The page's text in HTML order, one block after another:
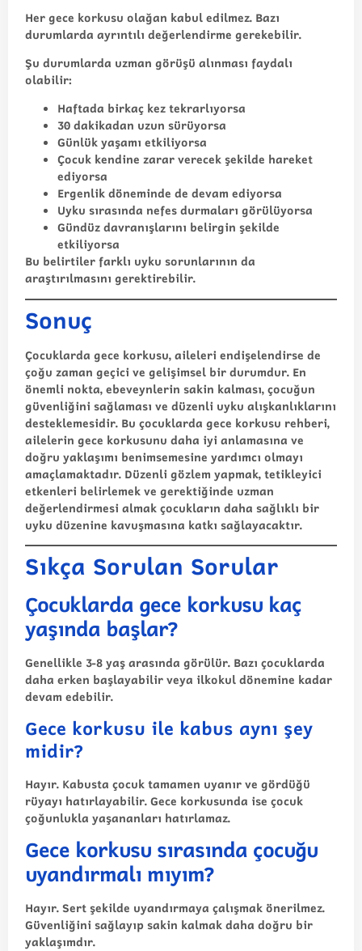
Her gece korkusu olağan kabul edilmez. Bazı
durumlarda ayrıntılı değerlendirme gerekebilir.
Şu durumlarda uzman görüşü alınması faydalı
olabilir:
Haftada birkaç kez tekrarlıyorsa
30 dakikadan uzun sürüyorsa
Günlük yaşamı etkiliyorsa
Çocuk kendine zarar verecek şekilde hareket
ediyorsa
Ergenlik döneminde de devam ediyorsa
Uyku sırasında nefes durmaları görülüyorsa
Gündüz davranışlarını belirgin şekilde
etkiliyorsa
Bu belirtiler farklı uyku sorunlarının da
araştırılmasını gerektirebilir.
Sonuç
Çocuklarda gece korkusu, aileleri endişelendirse de
çoğu zaman geçici ve gelişimsel bir durumdur. En
önemli nokta, ebeveynlerin sakin kalması, çocuğun
güvenliğini sağlaması ve düzenli uyku alışkanlıklarını
desteklemesidir. Bu çocuklarda gece korkusu rehberi,
ailelerin gece korkusunu daha iyi anlamasına ve
doğru yaklaşımı benimsemesine yardımcı olmayı
amaçlamaktadır. Düzenli gözlem yapmak, tetikleyici
etkenleri belirlemek ve gerektiğinde uzman
değerlendirmesi almak çocukların daha sağlıklı bir
uyku düzenine kavuşmasına katkı sağlayacaktır.
Sıkça Sorulan Sorular
Çocuklarda gece korkusu kaç
yaşında başlar?
Genellikle 3-8 yaş arasında görülür. Bazı çocuklarda
daha erken başlayabilir veya ilkokul dönemine kadar
devam edebilir.
Gece korkusu ile kabus aynı şey
midir?
Hayır. Kabusta çocuk tamamen uyanır ve gördüğü
rüyayı hatırlayabilir. Gece korkusunda ise çocuk
çoğunlukla yaşananları hatırlamaz.
Gece korkusu sırasında çocuğu
uyandırmalı mıyım?
Hayır. Sert şekilde uyandırmaya çalışmak önerilmez.
Güvenliğini sağlayıp sakin kalmak daha doğru bir
yaklaşımdır.